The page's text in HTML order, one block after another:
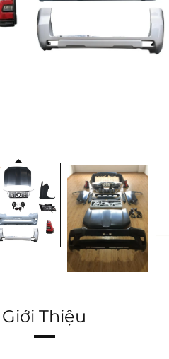
Giới Thiệu